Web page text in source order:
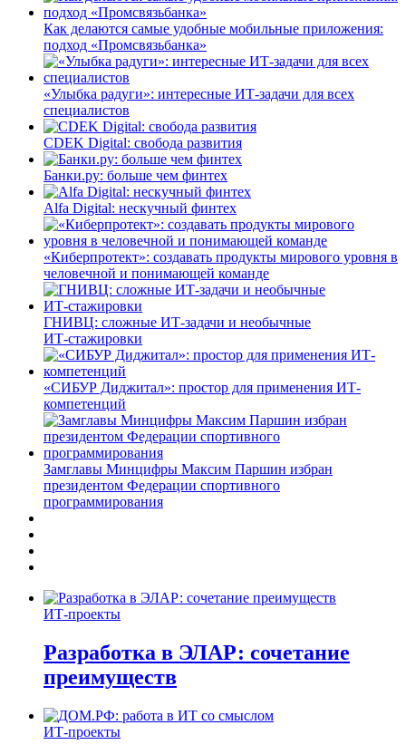
Как делаются самые удобные мобильные приложения:
подход «Промсвязьбанка»
«Улыбка радуги»: интересные ИТ-задачи для всех
специалистов
CDEK Digital: свобода развития
Банки.ру: больше чем финтех
Alfa Digital: нескучный финтех
«Киберпротект»: создавать продукты мирового уровня в
человечной и понимающей команде
ГНИВЦ: сложные ИТ‑задачи и необычные
ИТ‑стажировки
«СИБУР Диджитал»: простор для применения ИТ-
компетенций
Замглавы Минцифры Максим Паршин избран
президентом Федерации спортивного
программирования
ИТ-проекты
Разработка в ЭЛАР: сочетание
преимуществ
ИТ-проекты